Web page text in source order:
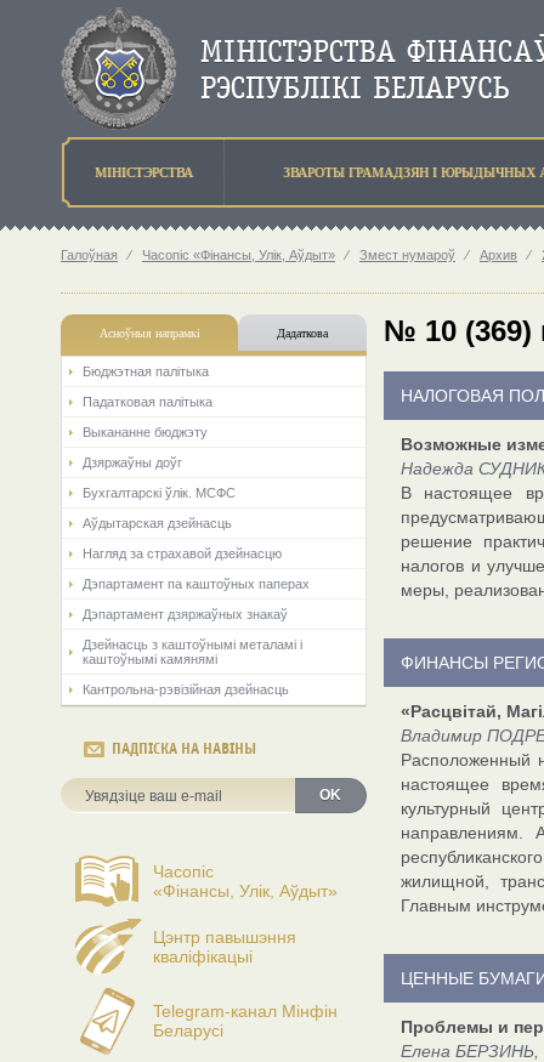
МIНIСТЭРСТВА ЗВАРОТЫ ГРАМАДЗЯН I ЮРЫДЫЧНЫХ
Галоўная ⁄ Часопіс «Фінансы, Улік, Аўдыт» ⁄ Змест нумароў ⁄ Архив ⁄
Асноўныя напрамкi Дадаткова
Бюджэтная палiтыка
Падатковая палітыка
Выкананне бюджэту
Дзяржаўны доўг
Бухгалтарскі ўлік. МСФС
Аўдытарская дзейнасць
Нагляд за страхавой дзейнасцю
Дэпартамент па каштоўных паперах
Дэпартамент дзяржаўных знакаў
Дзейнасць з каштоўнымі металамі і
каштоўнымі камянямі
Кантрольна-рэвізійная дзейнасць
ПАДПІСКА НА НАВІНЫ
OK
Часопіс
«Фінансы, Улік, Аўдыт»
Цэнтр павышэння
кваліфікацыі
Telegram-канал Мінфін
Беларусі
№ 10 (369)
НАЛОГОВАЯ
Возможные
Надежда
В настоящее
решение
налогов и
меры,
ФИНАНСЫ
«Расцвiтай,
Владимир
Расположенный
настоящее
культурный
направлениям.
жилищной,
Главным
ЦЕННЫЕ
Проблемы и
Елена БЕРЗИНЬ,